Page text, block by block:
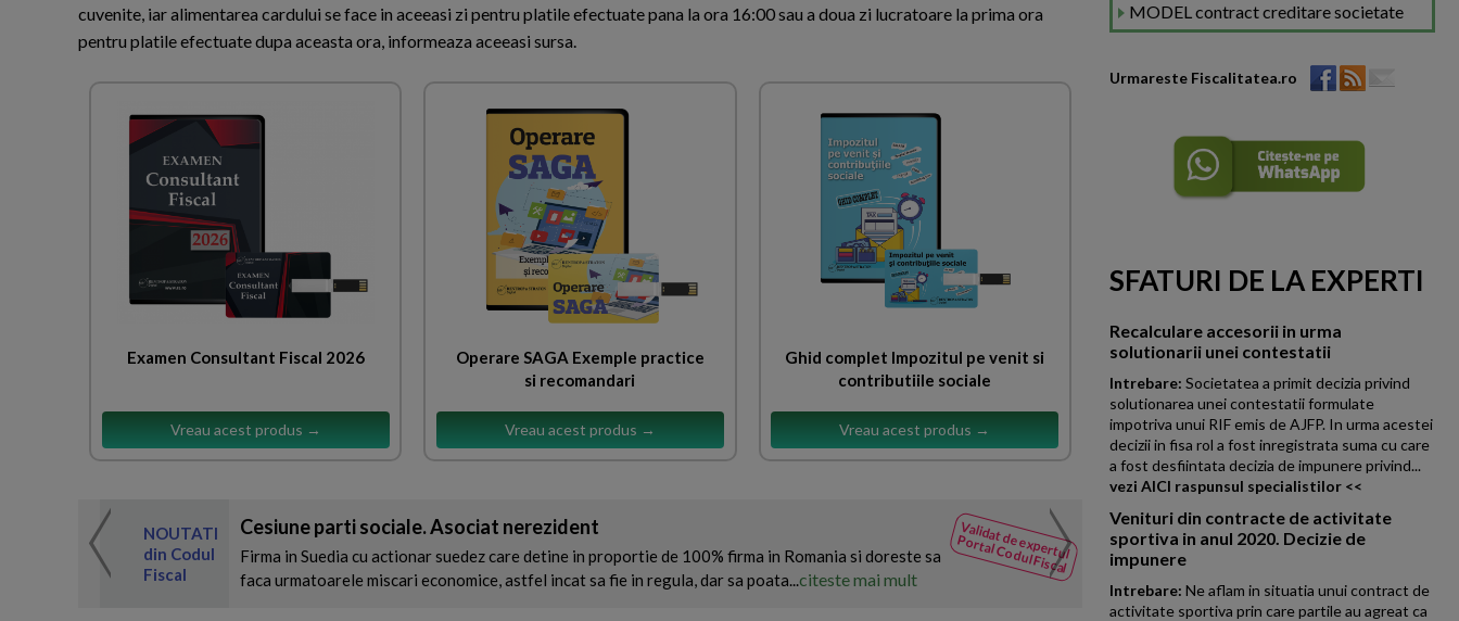
cuvenite, iar alimentarea cardului se face in aceeasi zi pentru platile efectuate pana la ora 16:00 sau a doua zi lucratoare la prima ora
pentru platile efectuate dupa aceasta ora, informeaza aceeasi sursa.
Examen Consultant Fiscal 2026
Vreau acest produs →
Operare SAGA Exemple practice
si recomandari
Vreau acest produs →
Ghid complet Impozitul pe venit si
contributiile sociale
Vreau acest produs →
NOUTATI
din Codul
Fiscal
Validat de expertul
Portal Codul Fiscal
Cesiune parti sociale. Asociat nerezident
Firma in Suedia cu actionar suedez care detine in proportie de 100% firma in Romania si doreste sa
faca urmatoarele miscari economice, astfel incat sa fie in regula, dar sa poata...citeste mai mult
NOUTATI
din Codul
Achizitie bunuri pentru
MODEL contract creditare societate
Urmareste Fiscalitatea.ro
SFATURI DE LA EXPERTI
Recalculare accesorii in urma
solutionarii unei contestatii
Intrebare: Societatea a primit decizia privind
solutionarea unei contestatii formulate
impotriva unui RIF emis de AJFP. In urma acestei
decizii in fisa rol a fost inregistrata suma cu care
a fost desfiintata decizia de impunere privind...
vezi AICI raspunsul specialistilor <<
Venituri din contracte de activitate
sportiva in anul 2020. Decizie de
impunere
Intrebare: Ne aflam in situatia unui contract de
activitate sportiva prin care partile au agreat ca